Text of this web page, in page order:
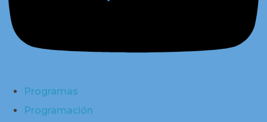
Programas
Programación